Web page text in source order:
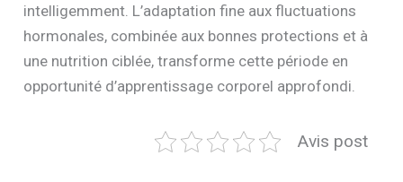
intelligemment. L’adaptation fine aux fluctuations
hormonales, combinée aux bonnes protections et à
une nutrition ciblée, transforme cette période en
opportunité d’apprentissage corporel approfondi.
Avis post